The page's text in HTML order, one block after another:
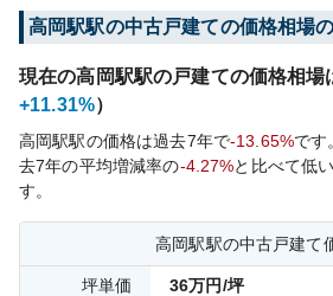
高岡駅駅の中古戸建ての価格相場
現在の高岡駅駅の戸建ての価格相場
+11.31%）
高岡駅駅の価格は過去7年で-13.65%です
去7年の平均増減率の-4.27%と比べて低い
す。
高岡駅駅の中古戸建て
坪単価 36万円/坪